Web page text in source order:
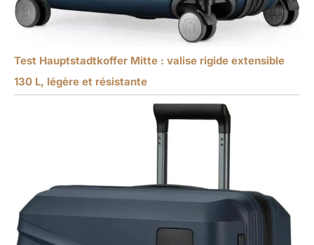
Test Hauptstadtkoffer Mitte : valise rigide extensible
130 L, légère et résistante